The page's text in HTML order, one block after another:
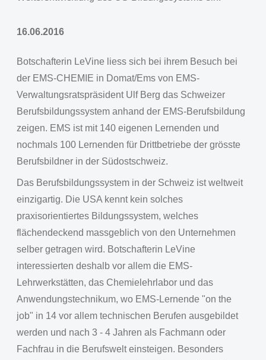
16.06.2016
Botschafterin LeVine liess sich bei ihrem Besuch bei
der EMS-CHEMIE in Domat/Ems von EMS-
Verwaltungsratspräsident Ulf Berg das Schweizer
Berufsbildungssystem anhand der EMS-Berufsbildung
zeigen. EMS ist mit 140 eigenen Lernenden und
nochmals 100 Lernenden für Drittbetriebe der grösste
Berufsbildner in der Südostschweiz.
Das Berufsbildungssystem in der Schweiz ist weltweit
einzigartig. Die USA kennt kein solches
praxisorientiertes Bildungssystem, welches
flächendeckend massgeblich von den Unternehmen
selber getragen wird. Botschafterin LeVine
interessierten deshalb vor allem die EMS-
Lehrwerkstätten, das Chemielehrlabor und das
Anwendungstechnikum, wo EMS-Lernende "on the
job" in 14 vor allem technischen Berufen ausgebildet
werden und nach 3 - 4 Jahren als Fachmann oder
Fachfrau in die Berufswelt einsteigen. Besonders